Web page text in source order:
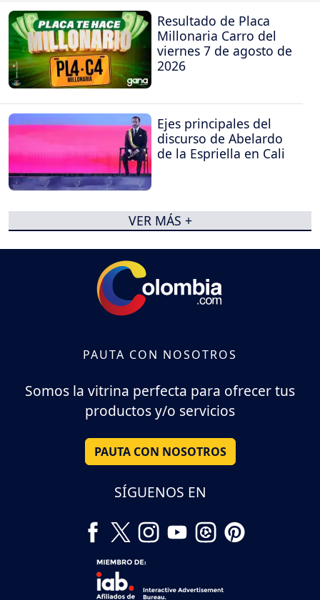
Resultado de Placa
Millonaria Carro del
viernes 7 de agosto de
2026
Ejes principales del
discurso de Abelardo
de la Espriella en Cali
VER MÁS +
PAUTA CON NOSOTROS
Somos la vitrina perfecta para ofrecer tus
productos y/o servicios
PAUTA CON NOSOTROS
SÍGUENOS EN